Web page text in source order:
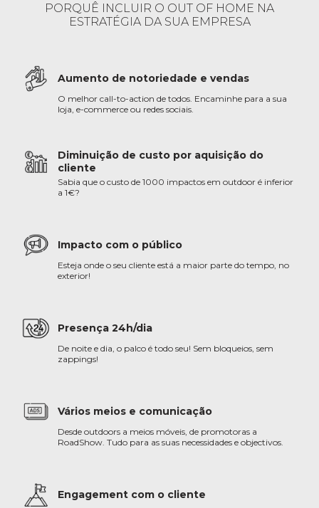
PORQUÊ INCLUIR O OUT OF HOME NA
ESTRATÉGIA DA SUA EMPRESA
Aumento de notoriedade e vendas
O melhor call-to-action de todos. Encaminhe para a sua
loja, e-commerce ou redes sociais.
Diminuição de custo por aquisição do
cliente
Sabia que o custo de 1000 impactos em outdoor é inferior
a 1€?
Impacto com o público
Esteja onde o seu cliente está a maior parte do tempo, no
exterior!
Presença 24h/dia
De noite e dia, o palco é todo seu! Sem bloqueios, sem
zappings!
Vários meios e comunicação
Desde outdoors a meios móveis, de promotoras a
RoadShow. Tudo para as suas necessidades e objectivos.
Engagement com o cliente